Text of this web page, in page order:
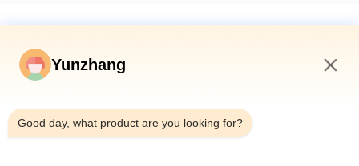
Yunzhang
Good day, what product are you looking for?